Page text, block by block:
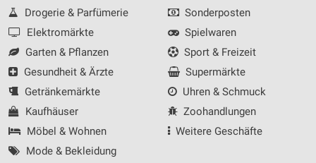
Drogerie & Parfümerie
Elektromärkte
Garten & Pflanzen
Gesundheit & Ärzte
Getränkemärkte
Kaufhäuser
Möbel & Wohnen
Mode & Bekleidung
Sonderposten
Spielwaren
Sport & Freizeit
Supermärkte
Uhren & Schmuck
Zoohandlungen
Weitere Geschäfte